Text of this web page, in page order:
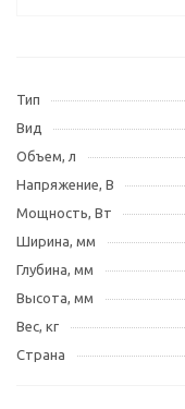
Тип
Вид
Объем, л
Напряжение, В
Мощность, Вт
Ширина, мм
Глубина, мм
Высота, мм
Вес, кг
Страна